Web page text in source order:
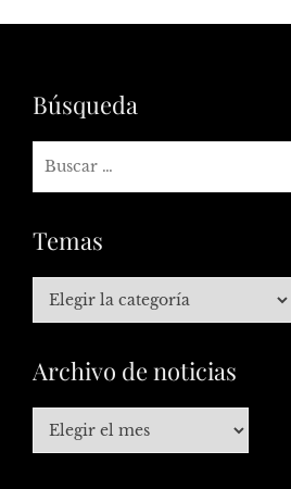
Búsqueda
Temas
Archivo de noticias